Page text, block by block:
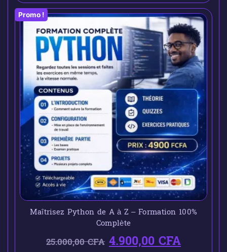
Promo !
Maîtrisez Python de A à Z – Formation 100%
Complète
25.000,00CFA 4.900,00CFA